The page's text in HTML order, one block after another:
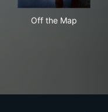
Off the Map